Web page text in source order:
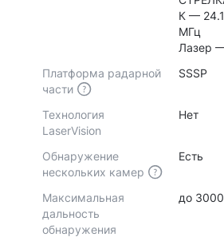
К —
МГц
Лазер
Платформа радарной
части
SSSP
Технология
LaserVision
Нет
Обнаружение
нескольких камер
Есть
Максимальная
дальность
обнаружения
до 3000